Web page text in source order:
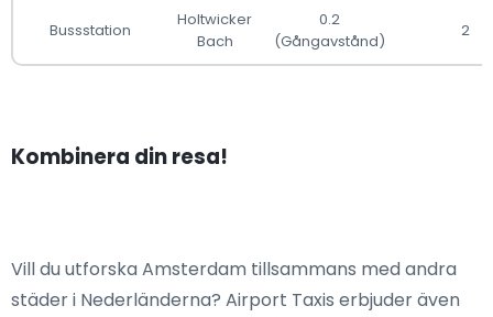
Bussstation
Holtwicker
Bach
0.2
(Gångavstånd)
2
Kombinera din resa!
Vill du utforska Amsterdam tillsammans med andra
städer i Nederländerna? Airport Taxis erbjuder även